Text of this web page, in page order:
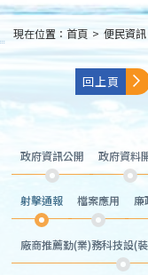
:::
現在位置： 首頁 > 便民資訊
回上頁
政府資訊公開 政府資料
射擊通報 檔案應用 廉
廠商推薦勤(業)務科技設(